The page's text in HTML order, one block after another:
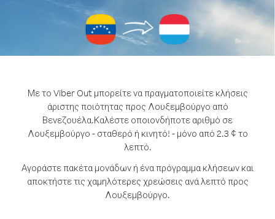
Με το Viber Out μπορείτε να πραγματοποιείτε κλήσεις
άριστης ποιότητας προς Λουξεμβούργο από
Βενεζουέλα.Καλέστε οποιονδήποτε αριθμό σε
Λουξεμβούργο - σταθερό ή κινητό! - μόνο από 2.3 ¢ το
λεπτό.
Αγοράστε πακέτα μονάδων ή ένα πρόγραμμα κλήσεων και
αποκτήστε τις χαμηλότερες χρεώσεις ανά λεπτό προς
Λουξεμβούργο.